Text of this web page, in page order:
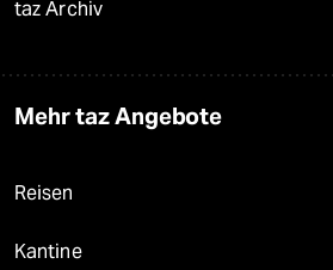
taz Archiv
Mehr taz Angebote
Reisen
Kantine